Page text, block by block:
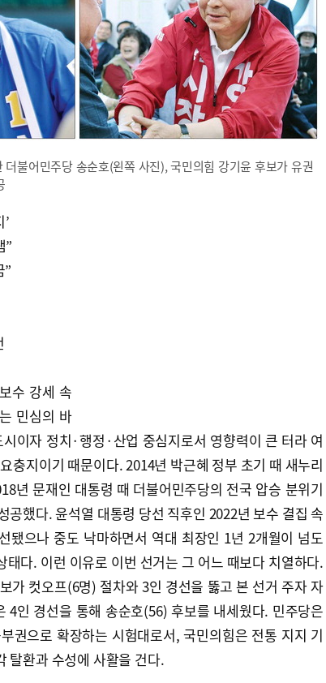
불어민주당 송순호(왼쪽 사진), 국민의힘 강기윤 후보가 유권
”
”
수 강세 속
민심의 바
이자 정치·행정·산업 중심지로서 영향력이 큰 터라 여
충지이기 때문이다. 2014년 박근혜 정부 초기 때 새누리
년 문재인 대통령 때 더불어민주당의 전국 압승 분위기
공했다. 윤석열 대통령 당선 직후인 2022년 보수 결집 속
됐으나 중도 낙마하면서 역대 최장인 1년 2개월이 넘도
다. 이런 이유로 이번 선거는 그 어느 때보다 치열하다.
가 컷오프(6명) 절차와 3인 경선을 뚫고 본 선거 주자 자
4인 경선을 통해 송순호(56) 후보를 내세웠다. 민주당은
권으로 확장하는 시험대로서, 국민의힘은 전통 지지 기
탈환과 수성에 사활을 건다.